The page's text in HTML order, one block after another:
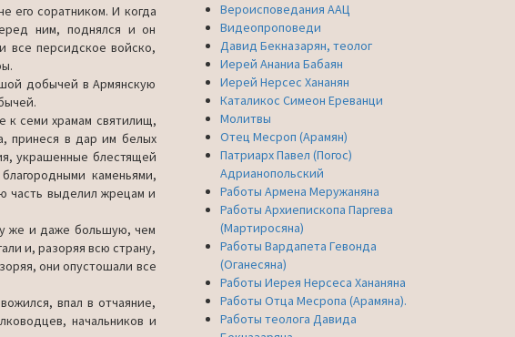
его соратником. И когда
ним, поднялся и он
все персидское войско,
добычей в Армянскую
к семи храмам свя­тилищ,
принеся в дар им белых
украшенные блестящей
каменья­ми,
часть выделил жре­цам и
же и даже большую, чем
и, разоряя всю страну,
они опустошали все
впал в отчая­ние,
начальников и
Вероисповедания ААЦ
Видеопроповеди
Давид Бекназарян, теолог
Иерей Ананиа Бабаян
Иерей Нерсес Хананян
Каталикос Симеон Ереванци
Молитвы
Отец Месроп (Арамян)
Патриарх Павел (Погос)
Адрианопольский
Работы Армена Меружаняна
Работы Архиепископа Паргева
(Мартиросяна)
Работы Вардапета Гевонда
(Оганесяна)
Работы Иерея Нерсеса Хананяна
Работы Отца Месропа (Арамяна).
Работы теолога Давида